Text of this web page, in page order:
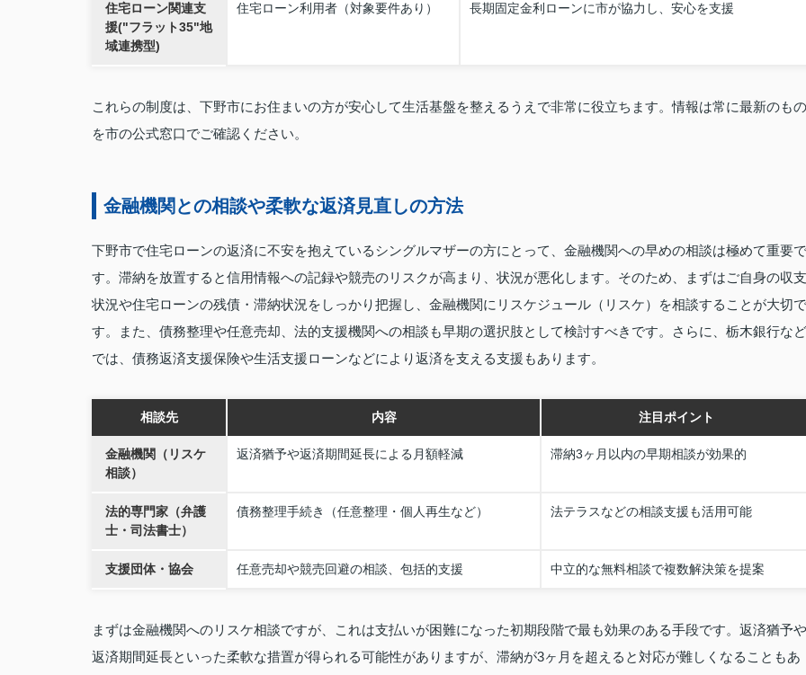
住宅ローン関連支
援("フラット35"地
域連携型)
住宅ローン利用者（対象要件あり） 長期固定金利ローンに市が協力し、安心を支援
これらの制度は、下野市にお住まいの方が安心して生活基盤を整えるうえで非常に役立ちます。情報は常に最新のもの
を市の公式窓口でご確認ください。
金融機関との相談や柔軟な返済見直しの方法
下野市で住宅ローンの返済に不安を抱えているシングルマザーの方にとって、金融機関への早めの相談は極めて重要で
す。滞納を放置すると信用情報への記録や競売のリスクが高まり、状況が悪化します。そのため、まずはご自身の収支
状況や住宅ローンの残債・滞納状況をしっかり把握し、金融機関にリスケジュール（リスケ）を相談することが大切で
す。また、債務整理や任意売却、法的支援機関への相談も早期の選択肢として検討すべきです。さらに、栃木銀行など
では、債務返済支援保険や生活支援ローンなどにより返済を支える支援もあります。
相談先 内容 注目ポイント
金融機関（リスケ
相談）
返済猶予や返済期間延長による月額軽減 滞納3ヶ月以内の早期相談が効果的
法的専門家（弁護
士・司法書士）
債務整理手続き（任意整理・個人再生など） 法テラスなどの相談支援も活用可能
支援団体・協会 任意売却や競売回避の相談、包括的支援 中立的な無料相談で複数解決策を提案
まずは金融機関へのリスケ相談ですが、これは支払いが困難になった初期段階で最も効果のある手段です。返済猶予や
返済期間延長といった柔軟な措置が得られる可能性がありますが、滞納が3ヶ月を超えると対応が難しくなることもあ